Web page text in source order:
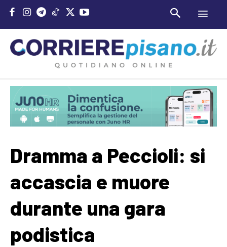
Dramma a Peccioli: si
accascia e muore
durante una gara
podistica